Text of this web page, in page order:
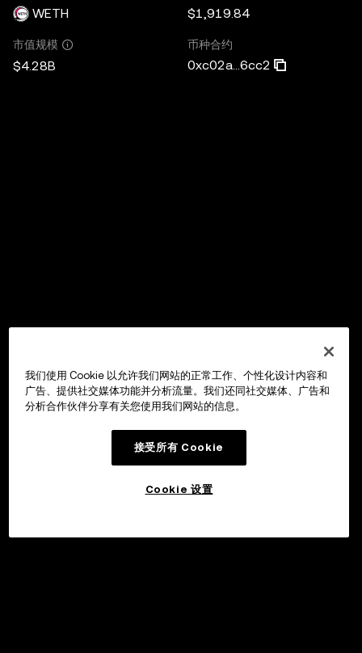
WETH $1,919.84
市值规模
$4.28B
币种合约
0xc02a...6cc2
我们使用 Cookie 以允许我们网站的正常工作、个性化设计内容和
广告、提供社交媒体功能并分析流量。我们还同社交媒体、广告和
分析合作伙伴分享有关您使用我们网站的信息。
接受所有 Cookie
Cookie 设置